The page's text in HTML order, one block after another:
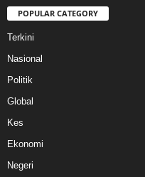
POPULAR CATEGORY
Terkini
Nasional
Politik
Global
Kes
Ekonomi
Negeri